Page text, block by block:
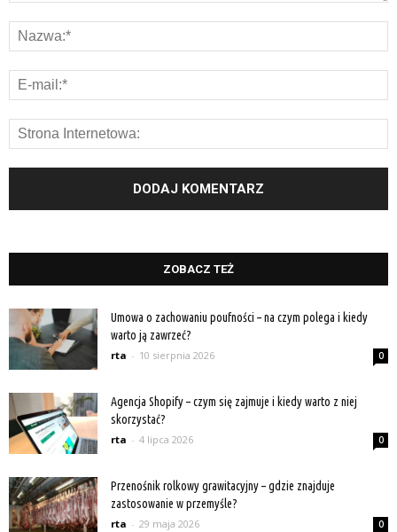
ZOBACZ TEŻ
Umowa o zachowaniu poufności – na czym polega i kiedy
warto ją zawrzeć?
rta - 10 sierpnia 2026 0
Agencja Shopify – czym się zajmuje i kiedy warto z niej
skorzystać?
rta - 4 lipca 2026 0
Przenośnik rolkowy grawitacyjny – gdzie znajduje
zastosowanie w przemyśle?
rta - 29 maja 2026 0